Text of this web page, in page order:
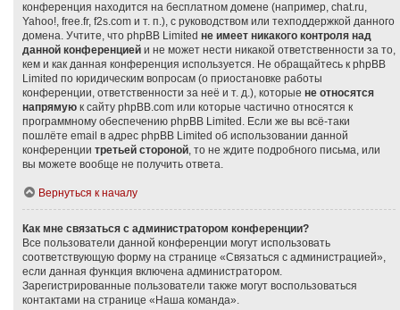
конференция находится на бесплатном домене (например, chat.ru,
Yahoo!, free.fr, f2s.com и т. п.), с руководством или техподдержкой данного
домена. Учтите, что phpBB Limited не имеет никакого контроля над
данной конференцией и не может нести никакой ответственности за то,
кем и как данная конференция используется. Не обращайтесь к phpBB
Limited по юридическим вопросам (о приостановке работы
конференции, ответственности за неё и т. д.), которые не относятся
напрямую к сайту phpBB.com или которые частично относятся к
программному обеспечению phpBB Limited. Если же вы всё-таки
пошлёте email в адрес phpBB Limited об использовании данной
конференции третьей стороной, то не ждите подробного письма, или
вы можете вообще не получить ответа.
Вернуться к началу
Как мне связаться с администратором конференции?
Все пользователи данной конференции могут использовать
соответствующую форму на странице «Связаться с администрацией»,
если данная функция включена администратором.
Зарегистрированные пользователи также могут воспользоваться
контактами на странице «Наша команда».